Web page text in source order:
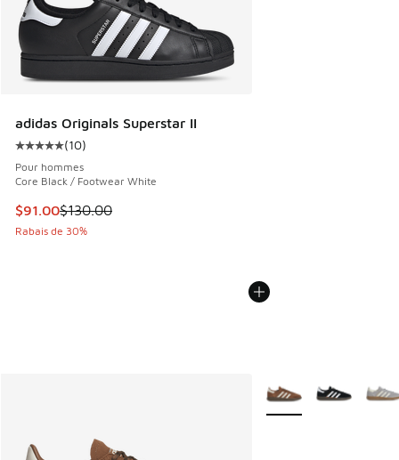
adidas Originals Superstar II
Cote moyenne du client - [5 sur 5 étoiles], 10
(10)
Pour hommes
Core Black / Footwear White
Cet article est en solde. Le prix est passé de $130.00 à
$91.00$130.00
Rabais de 30%
Plus de couleurs